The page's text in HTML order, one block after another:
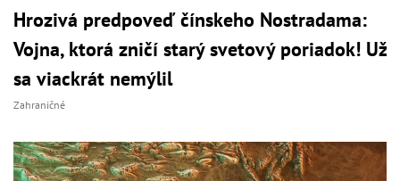
Hrozivá predpoveď čínskeho Nostradama:
Vojna, ktorá zničí starý svetový poriadok! Už
sa viackrát nemýlil
Zahraničné